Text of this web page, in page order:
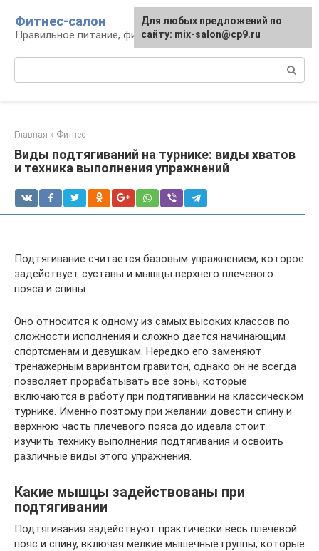
контенту
Фитнес-салон
Правильное питание, фитнес, образ жизни
Главная » Фитнес
Виды подтягиваний на турнике: виды хватов
и техника выполнения упражнений
Подтягивание считается базовым упражнением, которое
задействует суставы и мышцы верхнего плечевого
пояса и спины.
Оно относится к одному из самых высоких классов по
сложности исполнения и сложно дается начинающим
спортсменам и девушкам. Нередко его заменяют
тренажерным вариантом гравитон, однако он не всегда
позволяет прорабатывать все зоны, которые
включаются в работу при подтягивании на классическом
турнике. Именно поэтому при желании довести спину и
верхнюю часть плечевого пояса до идеала стоит
изучить технику выполнения подтягивания и освоить
различные виды этого упражнения.
Какие мышцы задействованы при
подтягивании
Подтягивания задействуют практически весь плечевой
пояс и спину, включая мелкие мышечные группы, которые
Для любых предложений по
сайту: mix-salon@cp9.ru